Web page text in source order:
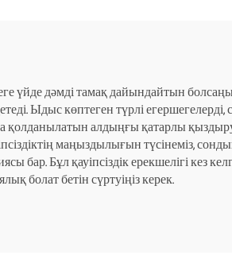
үйде дәмді тамақ дайындайтын
Ыдыс көптеген түрлі
алдыңғы қатарлы қыздыру
маңыздылығын түсінеміз,
бар. Бұл қауіпсіздік ерекшелігі кез
болат бетін сүртуіңіз керек.